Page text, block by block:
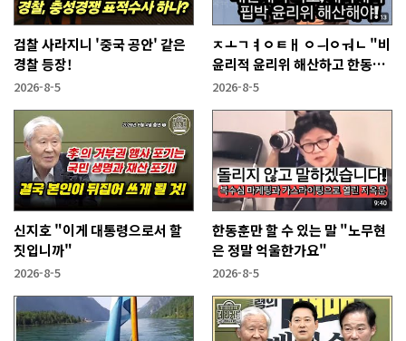
검찰 사라지니 '중국 공안' 같은
경찰 등장!
2026-8-5
ㅈㅗㄱㅕㅇㅌㅐ ㅇㅢㅇㅝㄴ "비
윤리적 윤리위 해산하고 한동훈
복당 시켜야"
2026-8-5
신지호 "이게 대통령으로서 할
짓입니까"
2026-8-5
한동훈만 할 수 있는 말 "노무현
은 정말 억울한가요"
2026-8-5